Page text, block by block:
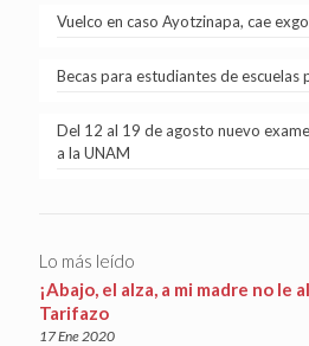
Vuelco en caso Ayotzinapa, cae
Becas para estudiantes de escuelas
Del 12 al 19 de agosto nuevo
a la UNAM
Lo más leído
¡Abajo, el alza, a mi madre no le
Tarifazo
17 Ene 2020